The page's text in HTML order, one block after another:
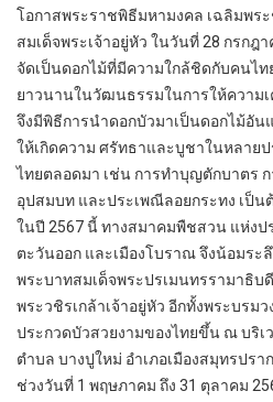
โอกาสพระราชพิธีมหามงคล เฉลิมพร
สมเด็จพระเจ้าอยู่หัว ในวันที่ 28 กรกฎ
จัดเป็นดอกไม้ที่มีความใกล้ชิดกับคนไ
ยาวนานในวัฒนธรรมในการให้ความ
จึงมีพิธีการนําดอกบัวมาเป็นดอกไม้อัน
ให้เกิดความ ศรัทธาและบูชาในหลาย
ไทยตลอดมา เช่น การทําบุญตักบาตร
อุปสมบท และประเพณีลอยกระทง เป็
ในปี 2567 นี้ ทางสมาคมพืชสวน แห่งป
ตะวันออก และเมืองโบราณ จึงน้อมร
พระบาทสมเด็จพระปรเมนทรรามาธิ
พระวชิรเกล้าเจ้าอยู่หัว อีกทั้งพระบรม
ประกวดบัวสวยงามของไทยขึ้น ณ บริเ
ตําบล บางปูใหม่ อําเภอเมืองสมุทรปร
ช่วงวันที่ 1 พฤษภาคม ถึง 31 ตุลาคม